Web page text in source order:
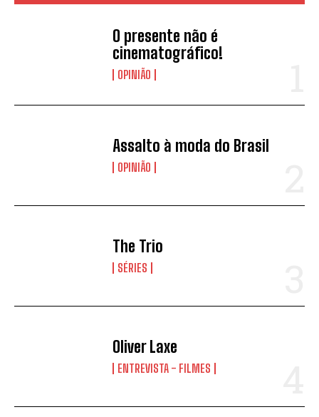
O presente não é
cinematográfico!
OPINIÃO
Assalto à moda do Brasil
OPINIÃO
The Trio
SÉRIES
Oliver Laxe
ENTREVISTA - FILMES